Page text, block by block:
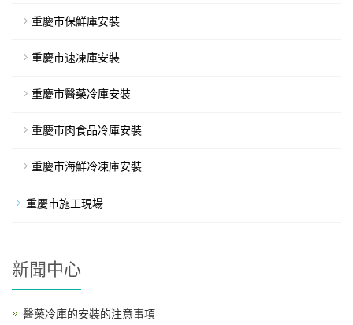
重慶市保鮮庫安裝
重慶市速凍庫安裝
重慶市醫藥冷庫安裝
重慶市肉食品冷庫安裝
重慶市海鮮冷凍庫安裝
重慶市施工現場
新聞中心
醫藥冷庫的安裝的注意事項